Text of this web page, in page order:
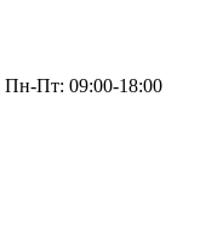
Пн-Пт: 09:00-18:00